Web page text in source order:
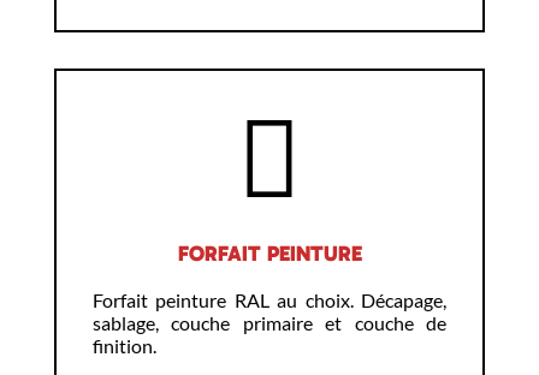
FORFAIT PEINTURE
Forfait peinture RAL au choix. Décapage,
sablage, couche primaire et couche de
finition.